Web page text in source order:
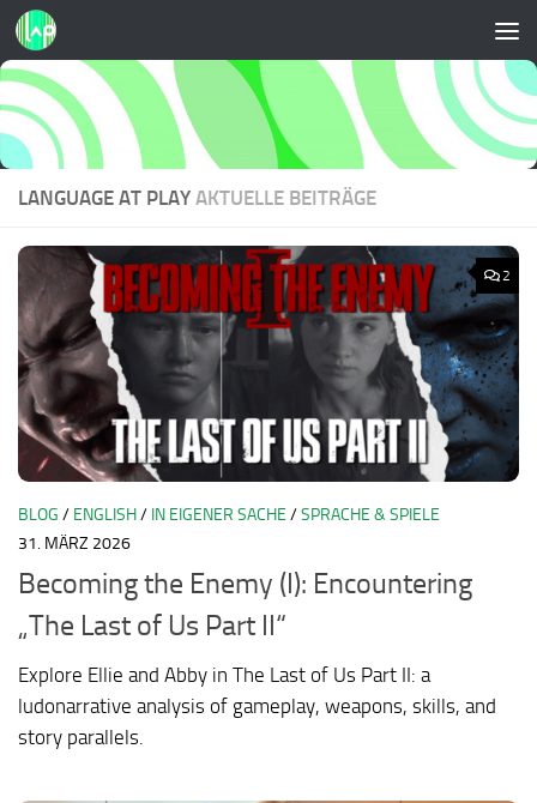
Zum Inhalt springen
LANGUAGE AT PLAY AKTUELLE BEITRÄGE
2
BLOG / ENGLISH/ IN EIGENER SACHE /SPRACHE & SPIELE
31. MÄRZ 2026
Becoming the Enemy (I): Encountering
„The Last of Us Part II“
Explore Ellie and Abby in The Last of Us Part II: a
ludonarrative analysis of gameplay, weapons, skills, and
story parallels.